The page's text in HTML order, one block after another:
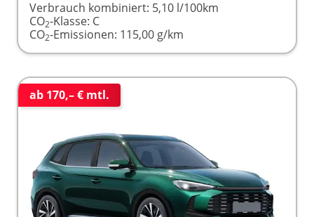
Verbrauch kombiniert: 5,10 l/100km
CO2-Klasse: C
CO2-Emissionen: 115,00 g/km
ab 170,– € mtl.